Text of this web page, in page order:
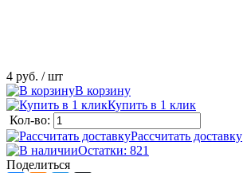
4 руб. / шт
В корзину
Купить в 1 клик
Кол-во:
Рассчитать доставку
Остатки: 821
Поделиться